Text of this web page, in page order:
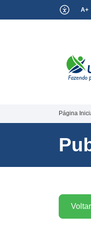
A+
Página
Voltar